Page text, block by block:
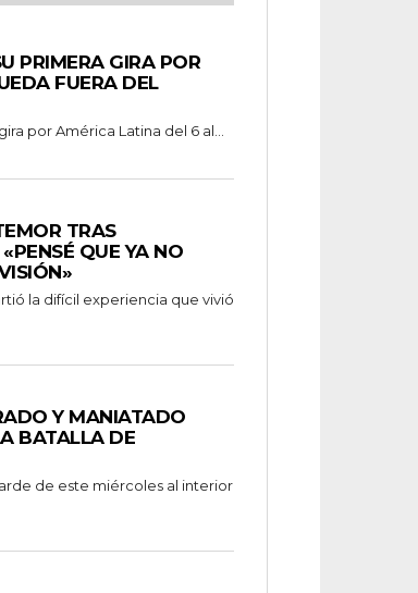
PRIMERA GIRA POR
FUERA DEL
por América Latina del 6 al...
TRAS
QUE YA NO
la difícil experiencia que vivió
Y MANIATADO
BATALLA DE
de este miércoles al interior